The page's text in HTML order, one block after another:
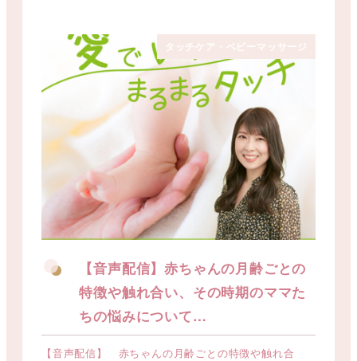
タッチケア・ベビーマッサージ
【音声配信】赤ちゃんの月齢ごとの
特徴や触れ合い、その時期のママた
ちの悩みについて…
【音声配信】 赤ちゃんの月齢ごとの特徴や触れ合